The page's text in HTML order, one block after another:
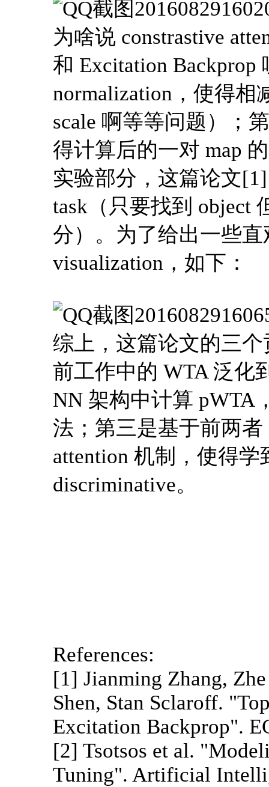
为啥说 constrastive
和 Excitation Backprop
normalization，使得相
scale 啊等等问题）；
得计算后的一对 map
实验部分，这篇论文
task（只要找到 object
分）。为了给出一些
visualization，如下：
综上，这篇论文的三
前工作中的 WTA 泛化
NN 架构中计算 pWTA
法；第三是基于前两
attention 机制，使得学
discriminative。
References:
[1] Jianming Zhang,
Shen, Stan Sclaroff.
Excitation Backprop".
[2] Tsotsos et al.
Tuning". Artificial